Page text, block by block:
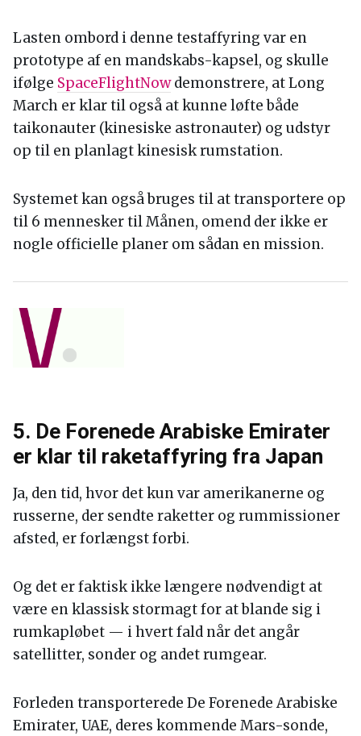
Lasten ombord i denne testaffyring var en
prototype af en mandskabs-kapsel, og skulle
ifølge SpaceFlightNowdemonstrere, at Long
March er klar til også at kunne løfte både
taikonauter (kinesiske astronauter) og udstyr
op til en planlagt kinesisk rumstation.
Systemet kan også bruges til at transportere op
til 6 mennesker til Månen, omend der ikke er
nogle officielle planer om sådan en mission.
5. De Forenede Arabiske Emirater
er klar til raketaffyring fra Japan
Ja, den tid, hvor det kun var amerikanerne og
russerne, der sendte raketter og rummissioner
afsted, er forlængst forbi.
Og det er faktisk ikke længere nødvendigt at
være en klassisk stormagt for at blande sig i
rumkapløbet — i hvert fald når det angår
satellitter, sonder og andet rumgear.
Forleden transporterede De Forenede Arabiske
Emirater, UAE, deres kommende Mars-sonde,